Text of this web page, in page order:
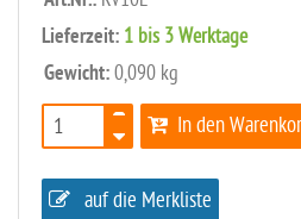
Lieferzeit: 1 bis 3 Werktage
Gewicht: 0,090 kg
In den
auf die Merkliste